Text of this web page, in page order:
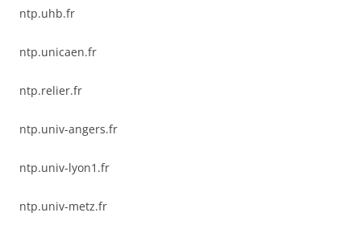
ntp.uhb.fr
ntp.unicaen.fr
ntp.relier.fr
ntp.univ-angers.fr
ntp.univ-lyon1.fr
ntp.univ-metz.fr